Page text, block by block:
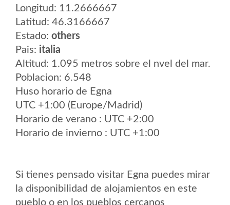
Longitud: 11.2666667
Latitud: 46.3166667
Estado: others
Pais: italia
Altitud: 1.095 metros sobre el nvel del mar.
Poblacion: 6.548
Huso horario de Egna
UTC +1:00 (Europe/Madrid)
Horario de verano : UTC +2:00
Horario de invierno : UTC +1:00
Si tienes pensado visitar Egna puedes mirar
la disponibilidad de alojamientos en este
pueblo o en los pueblos cercanos